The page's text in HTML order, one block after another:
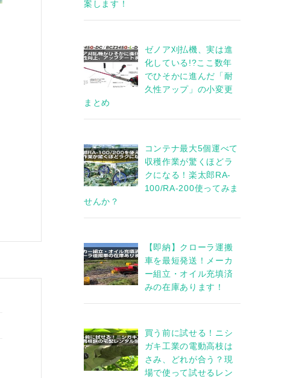
案します！
ゼノア刈払機、実は進
化している!?ここ数年
でひそかに進んだ「耐
久性アップ」の小変更
まとめ
コンテナ最大5個運べて
収穫作業が驚くほどラ
クになる！楽太郎RA-
100/RA-200使ってみま
せんか？
【即納】クローラ運搬
車を最短発送！メーカ
ー組立・オイル充填済
みの在庫あります！
買う前に試せる！ニシ
ガキ工業の電動高枝は
さみ、どれが合う？現
場で使って試せるレン